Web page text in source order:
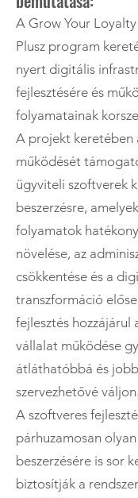
A Grow Your
Plusz program
nyert digitális
fejlesztésére és
folyamatainak
A projekt keretében
működését
ügyviteli szoftverek
beszerzésre,
folyamatok
növelése, az
csökkentése és a
transzformáció
fejlesztés hozzájárul
vállalat működése
átláthatóbbá és
szervezhetővé váljon.
A szoftveres
párhuzamosan
beszerzésére is sor
biztosítják a